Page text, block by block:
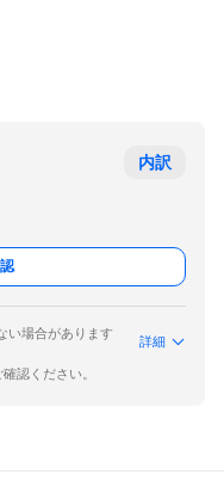
内訳
い場合があります
詳細
認ください。